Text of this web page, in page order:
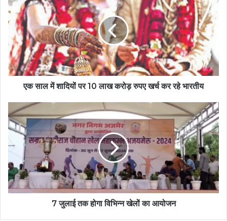
एक साल में शादियों पर 10 लाख करोड़ रुपए खर्च कर रहे भारतीय
7 जुलाई तक होगा विभिन्न खेलों का आयोजन